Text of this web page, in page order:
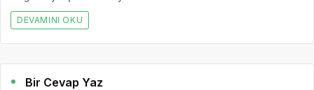
DEVAMINI OKU
Bir Cevap Yaz